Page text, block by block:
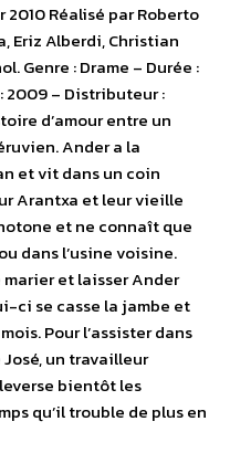
Réalisé par Roberto
Eriz Alberdi, Christian
Genre : Drame – Durée :
2009 – Distributeur :
d’amour entre un
Ander a la
et vit dans un coin
Arantxa et leur vieille
et ne connaît que
dans l’usine voisine.
et laisser Ander
ci se casse la jambe et
Pour l’assister dans
un travailleur
bientôt les
qu’il trouble de plus en